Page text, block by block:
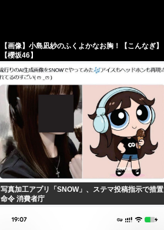
【画像】小島凪紗のふくよかなお胸！【こんなぎ】
【櫻坂46】
写真加工アプリ「SNOW」、ステマ投稿指示で措置
命令 消費者庁